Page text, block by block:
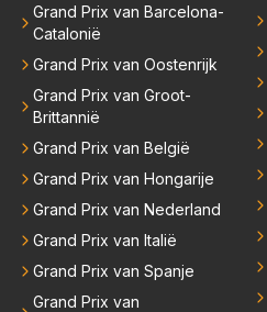
Grand Prix van Barcelona-
Catalonië
Grand Prix van Oostenrijk
Grand Prix van Groot-
Brittannië
Grand Prix van België
Grand Prix van Hongarije
Grand Prix van Nederland
Grand Prix van Italië
Grand Prix van Spanje
Grand Prix van